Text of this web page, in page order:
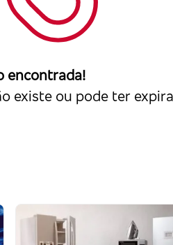
encontrada!
existe ou pode ter